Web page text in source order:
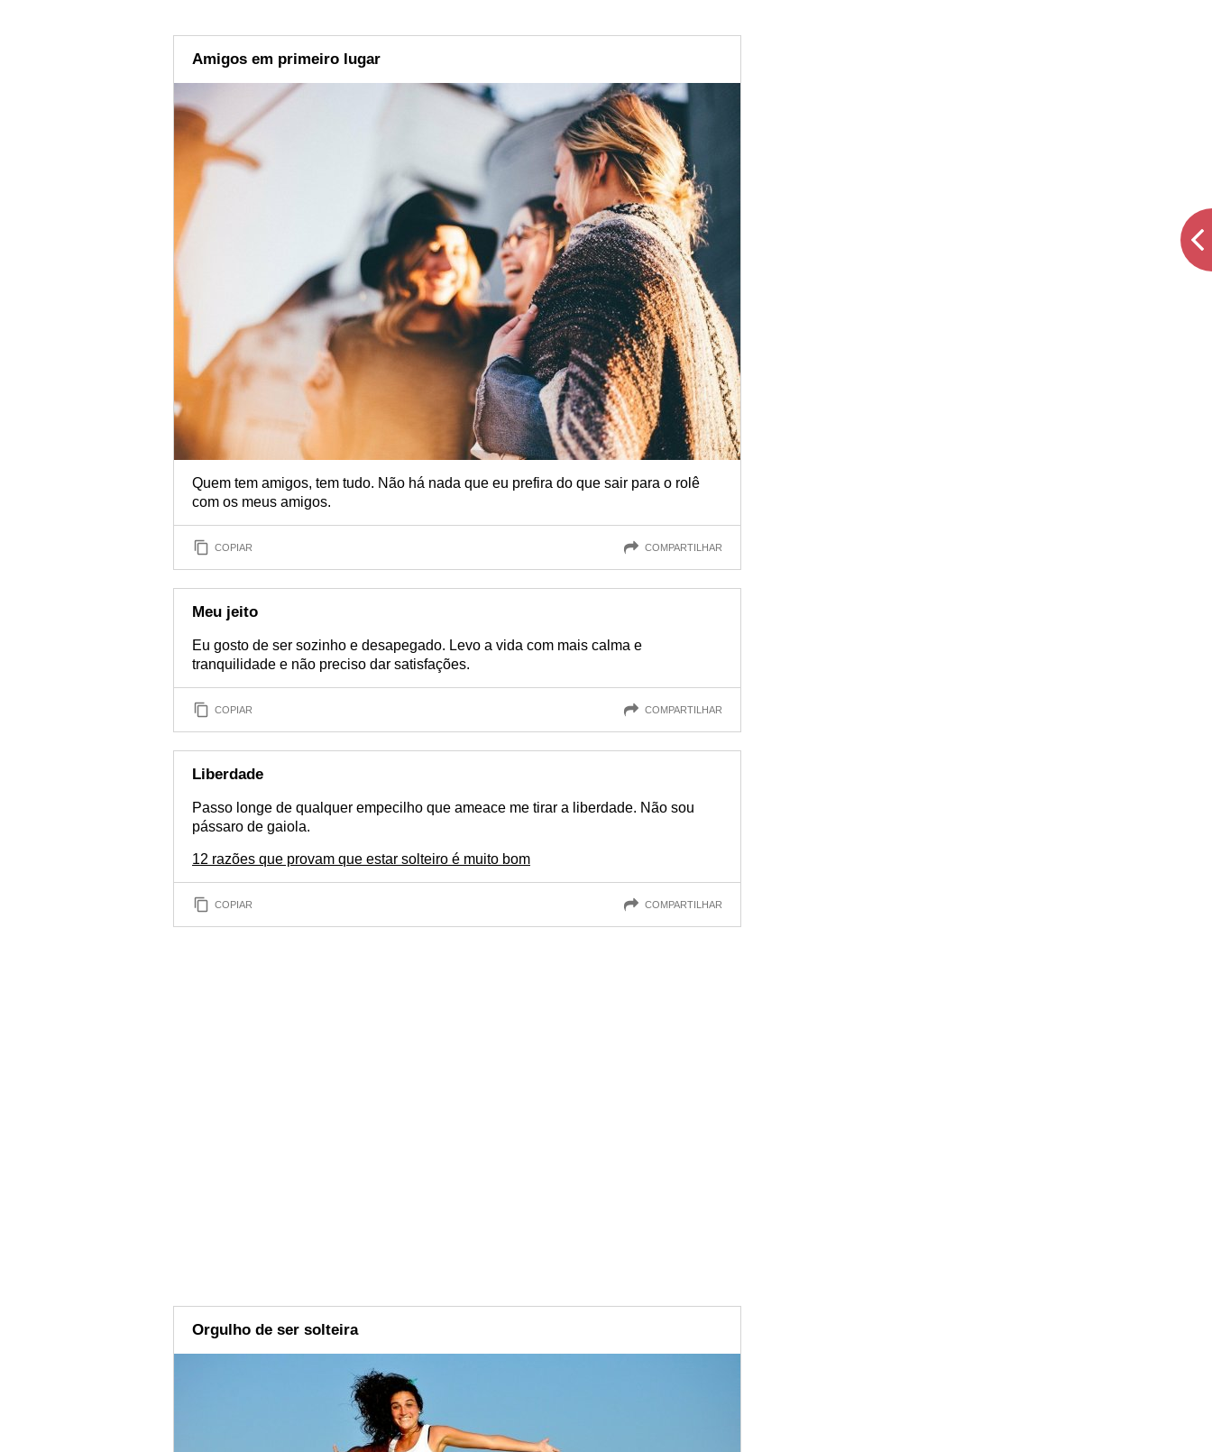
Amigos em primeiro lugar
Quem tem amigos, tem tudo. Não há nada que eu prefira do que sair para o rolê
com os meus amigos.
COPIAR COMPARTILHAR
Meu jeito
Eu gosto de ser sozinho e desapegado. Levo a vida com mais calma e
tranquilidade e não preciso dar satisfações.
COPIAR COMPARTILHAR
Liberdade
Passo longe de qualquer empecilho que ameace me tirar a liberdade. Não sou
pássaro de gaiola.
12 razões que provam que estar solteiro é muito bom
COPIAR COMPARTILHAR
Orgulho de ser solteira